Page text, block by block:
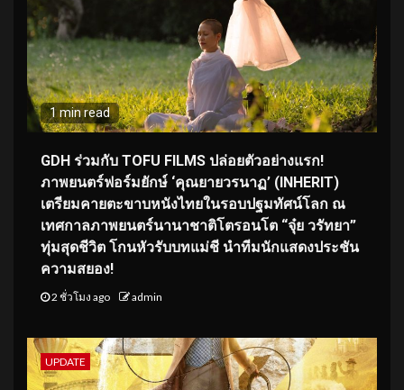
1 min read
GDH ร่วมกับ TOFU FILMS ปล่อยตัวอย่างแรก!
ภาพยนตร์ฟอร์มยักษ์ ‘คุณยายวรนาฏ’ (INHERIT)
เตรียมคายตะขาบหนังไทยในรอบปฐมทัศน์โลก ณ
เทศกาลภาพยนตร์นานาชาติโตรอนโต “จุ๋ย วรัทยา”
ทุ่มสุดชีวิต โกนหัวรับบทแม่ชี นำทีมนักแสดงประชัน
ความสยอง!
2 ชั่วโมง ago admin
UPDATE